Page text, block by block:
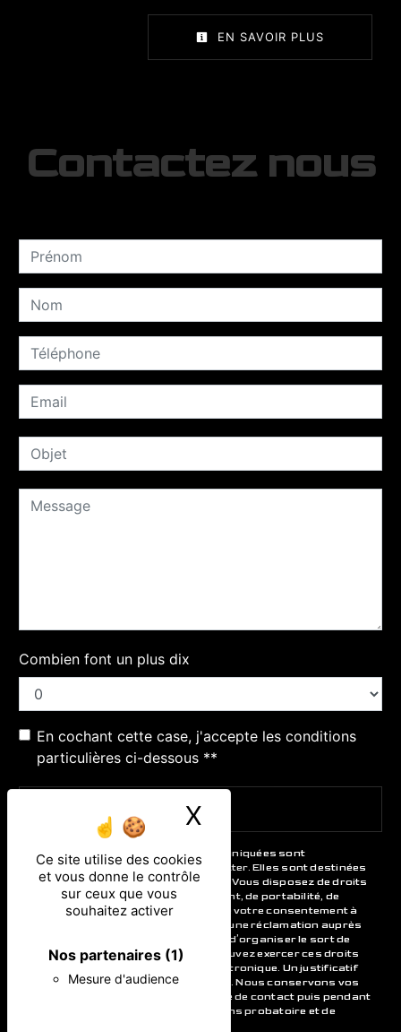
Ce site utilise des cookies
et vous donne le contrôle
sur ceux que vous
souhaitez activer
Nos partenaires (1)
Mesure d'audience
X
EN SAVOIR PLUS
Contactez nous
Combien font un plus dix
En cochant cette case, j'accepte les conditions
particulières ci-dessous **
ENVOYER
** Les données personnelles communiquées sont
nécessaires aux fins de vous contacter. Elles sont destinées
à l'entreprise et ses sous-traitants. Vous disposez de droits
d’accès, de rectification, d’effacement, de portabilité, de
limitation, d’opposition, de retrait de votre consentement à
tout moment et du droit d’introduire une réclamation auprès
d’une autorité de contrôle, ainsi que d’organiser le sort de
vos données post-mortem. Vous pouvez exercer ces droits
par voie postale ou par courrier électronique. Un justificatif
d'identité pourra vous être demandé. Nous conservons vos
données pendant la période de prise de contact puis pendant
la durée de prescription légale aux fins probatoire et de